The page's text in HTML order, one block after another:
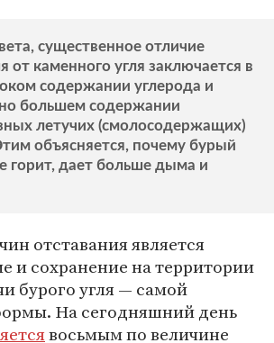
существенное отличие
от каменного угля заключается в
содержании углерода и
большем содержании
летучих (смолосодержащих)
объясняется, почему бурый
горит, дает больше дыма и
отставания является
и сохранение на территории
бурого угля — самой
На сегодняшний день
восьмым по величине